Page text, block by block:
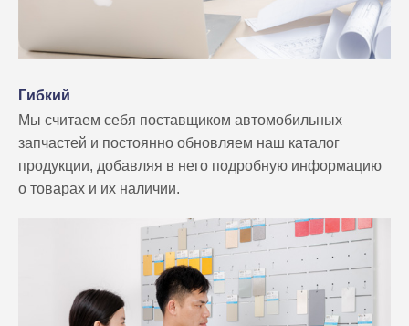
Гибкий
Мы считаем себя поставщиком автомобильных
запчастей и постоянно обновляем наш каталог
продукции, добавляя в него подробную информацию
о товарах и их наличии.